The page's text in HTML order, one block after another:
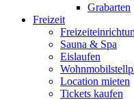
Grabarten
Freizeit
Sauna & Spa
Eislaufen
Location mieten
Tickets kaufen